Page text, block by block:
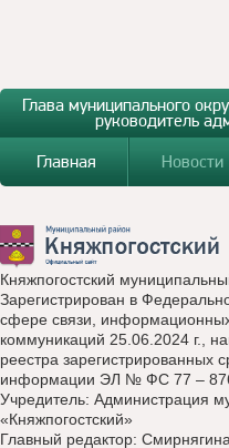
Глава муниципального
руководитель
Главная
Новости
Княжпогостский
Зарегистрирован в
сфере связи,
коммуникаций 25.06.2024 г.,
реестра зарегистрированных
информации ЭЛ № ФС 77 –
Учредитель: Администрация
«Княжпогостский»
Главный редактор: